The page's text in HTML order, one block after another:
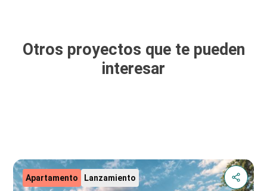
Otros proyectos que te pueden
interesar
Apartamento Lanzamiento